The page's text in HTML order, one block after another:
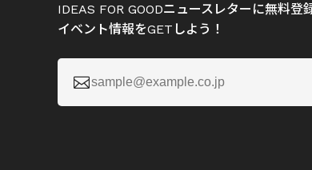
IDEAS FOR GOODニュースレターに無料登
イベント情報をGETしよう！
